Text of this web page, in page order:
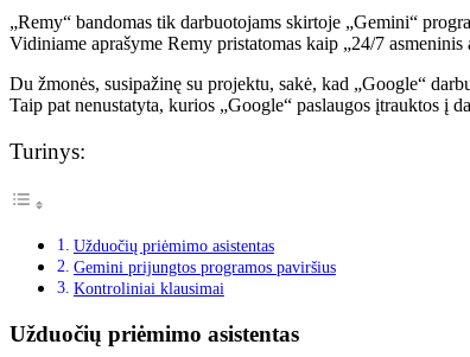
„Remy“ bandomas tik darbuotojams skirtoje „Gemini“
Vidiniame aprašyme Remy pristatomas kaip „24/7
Du žmonės, susipažinę su projektu, sakė, kad „Google“
Taip pat nenustatyta, kurios „Google“ paslaugos įtrauktos į
Turinys:
Užduočių priėmimo asistentas
Gemini prijungtos programos paviršius
Kontroliniai klausimai
Užduočių priėmimo asistentas